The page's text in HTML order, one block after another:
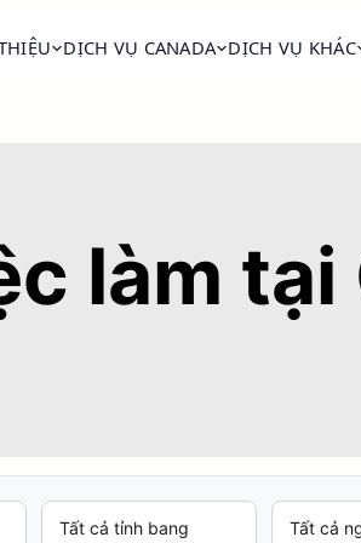
DỊCH VỤ CANADA DỊCH VỤ KHÁC
làm tại